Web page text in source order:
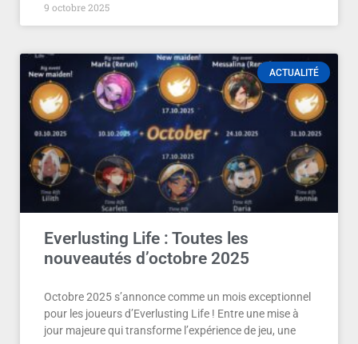
9 octobre 2025
ACTUALITÉ
Everlusting Life : Toutes les
nouveautés d’octobre 2025
Octobre 2025 s’annonce comme un mois exceptionnel
pour les joueurs d’Everlusting Life ! Entre une mise à
jour majeure qui transforme l’expérience de jeu, une